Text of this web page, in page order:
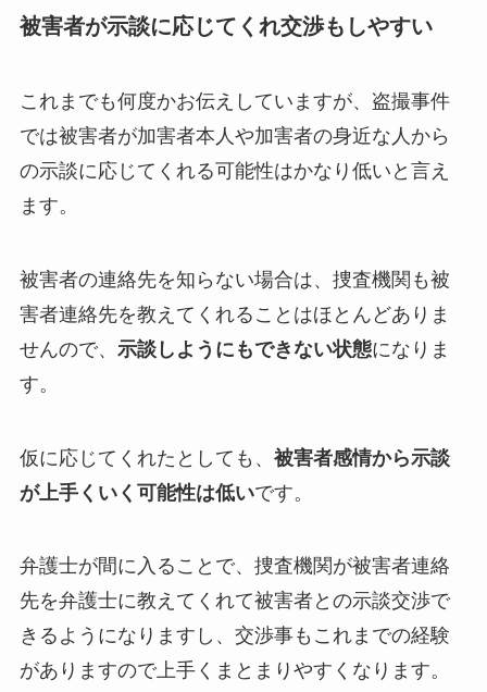
被害者が示談に応じてくれ交渉もしやすい
これまでも何度かお伝えしていますが、盗撮事件
では被害者が加害者本人や加害者の身近な人から
の示談に応じてくれる可能性はかなり低いと言え
ます。
被害者の連絡先を知らない場合は、捜査機関も被
害者連絡先を教えてくれることはほとんどありま
せんので、 示談しようにもできない状態になりま
す。
仮に応じてくれたとしても、 被害者感情から示談
が上手くいく可能性は低いです。
弁護士が間に入ることで、捜査機関が被害者連絡
先を弁護士に教えてくれて被害者との示談交渉で
きるようになりますし、交渉事もこれまでの経験
がありますので上手くまとまりやすくなります。